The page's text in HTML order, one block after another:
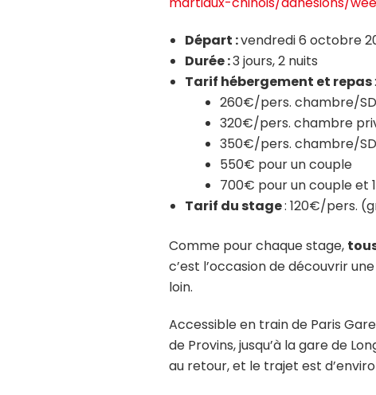
Départ :vendredi 6 octobre
Durée :3 jours, 2 nuits
Tarif hébergement et repas:
260€/pers. chambre/
320€/pers. chambre
350€/pers. chambre/
550€ pour un couple
700€ pour un couple et
Tarif du stage: 120€/pers.
Comme pour chaque stage,
c’est l’occasion de découvrir
loin.
Accessible en train de Paris
de Provins, jusqu’à la gare de
au retour, et le trajet est